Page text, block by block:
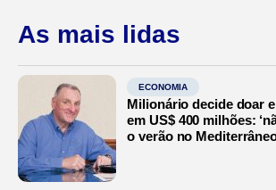
As mais lidas
ECONOMIA
Milionário decide doar
em US$ 400 milhões:
o verão no